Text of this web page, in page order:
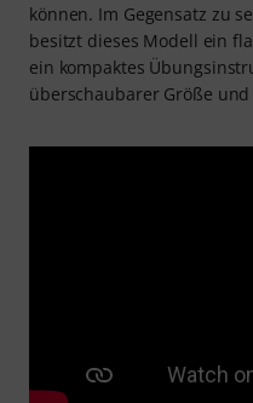
können. Im Gegensatz zu
besitzt dieses Modell ein
ein kompaktes
überschaubarer Größe